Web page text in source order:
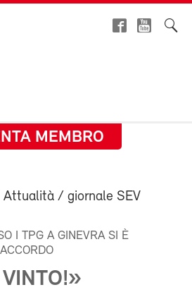
MEMBRO
| Attualità / giornale SEV
I TPG A GINEVRA SI È